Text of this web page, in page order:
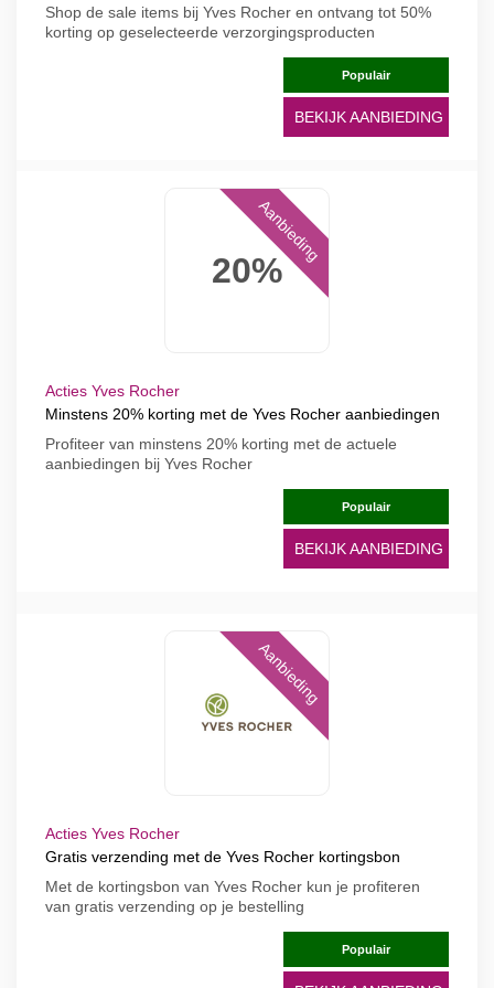
Shop de sale items bij Yves Rocher en ontvang tot 50%
korting op geselecteerde verzorgingsproducten
Populair
BEKIJK AANBIEDING
20%
Aanbieding
Acties Yves Rocher
Minstens 20% korting met de Yves Rocher aanbiedingen
Profiteer van minstens 20% korting met de actuele
aanbiedingen bij Yves Rocher
Populair
BEKIJK AANBIEDING
Aanbieding
Acties Yves Rocher
Gratis verzending met de Yves Rocher kortingsbon
Met de kortingsbon van Yves Rocher kun je profiteren
van gratis verzending op je bestelling
Populair